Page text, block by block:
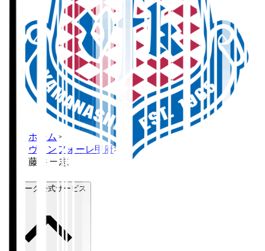
ホーム >
ヴァンフォーレ甲府>
藤井 一志
Ｊリーグ公式サービス